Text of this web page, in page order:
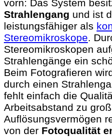
vorn: Das System
Strahlengang und ist
leistungsfähiger als
Stereomikroskope.
Stereomikroskopen
Strahlengänge ein
Beim Fotografieren
durch einen
fehlt einfach die
Arbeitsabstand zu
Auflösungsvermögen
von der Fotoqualität